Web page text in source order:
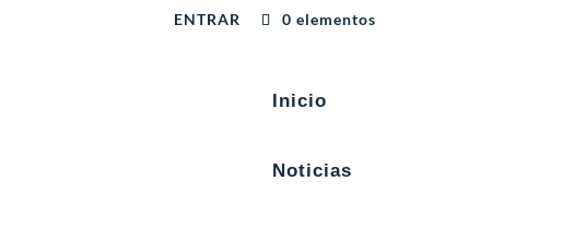
ENTRAR 0 elementos
Inicio
Noticias